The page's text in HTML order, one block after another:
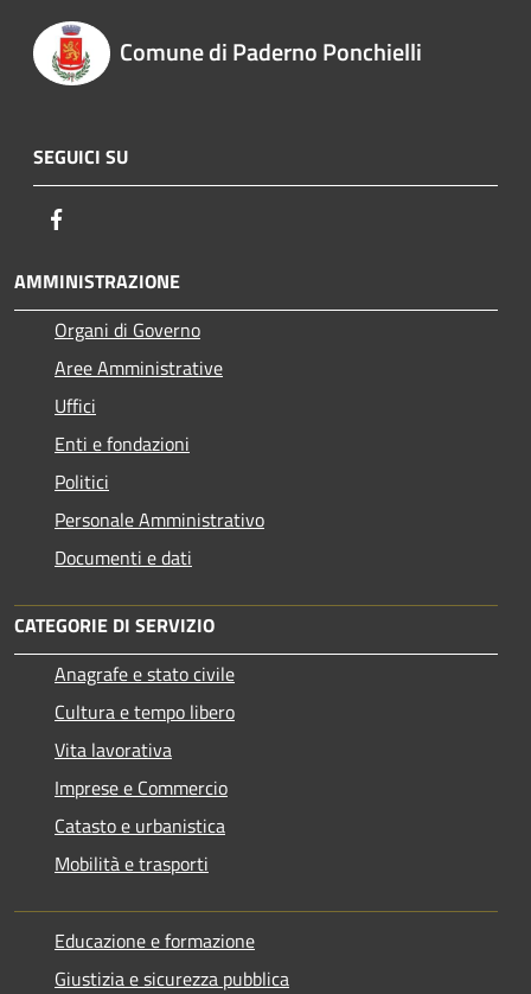
Comune di Paderno Ponchielli
SEGUICI SU
AMMINISTRAZIONE
Organi di Governo
Aree Amministrative
Uffici
Enti e fondazioni
Politici
Personale Amministrativo
Documenti e dati
CATEGORIE DI SERVIZIO
Anagrafe e stato civile
Cultura e tempo libero
Vita lavorativa
Imprese e Commercio
Catasto e urbanistica
Mobilità e trasporti
Educazione e formazione
Giustizia e sicurezza pubblica